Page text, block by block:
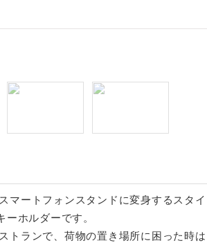
マートフォンスタンドに変身するスタイ
ーホルダーです。
トランで、荷物の置き場所に困った時は